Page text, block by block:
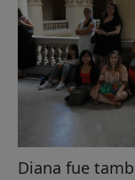
Diana fue